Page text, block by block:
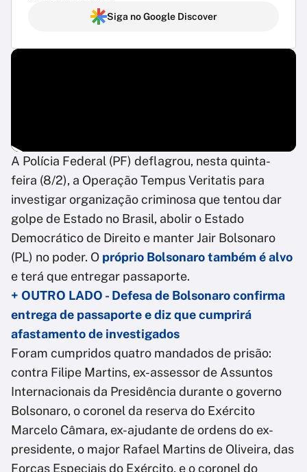
Siga no Google Discover
A Polícia Federal (PF) deflagrou, nesta quinta-
feira (8/2), a Operação Tempus Veritatis para
investigar organização criminosa que tentou dar
golpe de Estado no Brasil, abolir o Estado
Democrático de Direito e manter Jair Bolsonaro
(PL) no poder. O próprio Bolsonaro também é alvo
e terá que entregar passaporte.
+ OUTRO LADO - Defesa de Bolsonaro confirma
entrega de passaporte e diz que cumprirá
afastamento de investigados
Foram cumpridos quatro mandados de prisão:
contra Filipe Martins, ex-assessor de Assuntos
Internacionais da Presidência durante o governo
Bolsonaro, o coronel da reserva do Exército
Marcelo Câmara, ex-ajudante de ordens do ex-
presidente, o major Rafael Martins de Oliveira, das
Forças Especiais do Exército, e o coronel do